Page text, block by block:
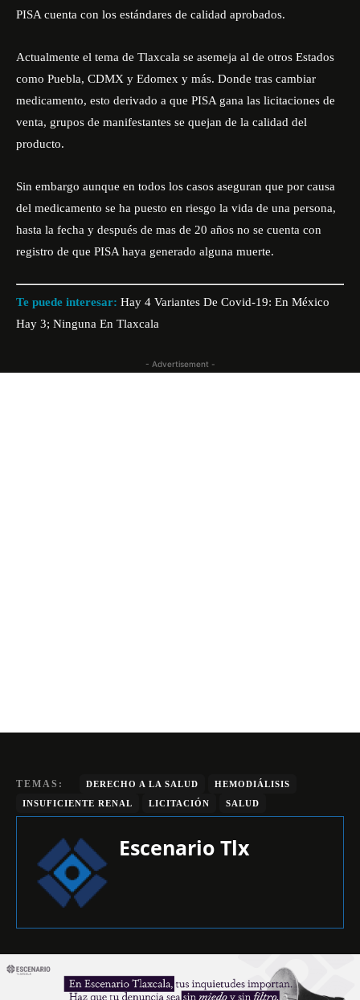
PISA cuenta con los estándares de calidad aprobados.
Actualmente el tema de Tlaxcala se asemeja al de otros Estados
como Puebla, CDMX y Edomex y más. Donde tras cambiar
medicamento, esto derivado a que PISA gana las licitaciones de
venta, grupos de manifestantes se quejan de la calidad del
producto.
Sin embargo aunque en todos los casos aseguran que por causa
del medicamento se ha puesto en riesgo la vida de una persona,
hasta la fecha y después de mas de 20 años no se cuenta con
registro de que PISA haya generado alguna muerte.
Te puede interesar: Hay 4 Variantes De Covid-19: En México
Hay 3; Ninguna En Tlaxcala
- Advertisement -
TEMAS: DERECHO A LA SALUD
HEMODIÁLISIS
INSUFICIENTE RENAL
LICITACIÓN SALUD
Escenario Tlx